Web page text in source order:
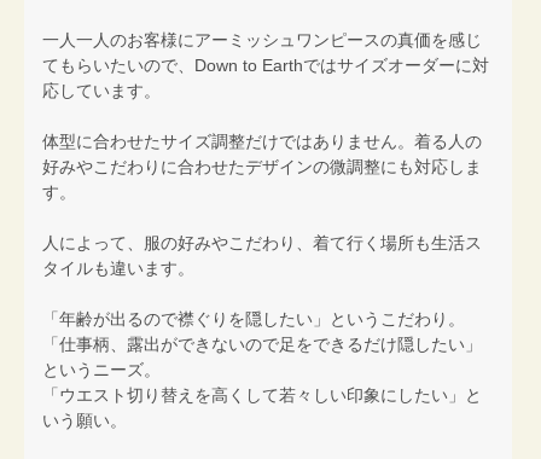
一人一人のお客様にアーミッシュワンピースの真価を感じ
てもらいたいので、Down to Earthではサイズオーダーに対
応しています。
体型に合わせたサイズ調整だけではありません。着る人の
好みやこだわりに合わせたデザインの微調整にも対応しま
す。
人によって、服の好みやこだわり、着て行く場所も生活ス
タイルも違います。
「年齢が出るので襟ぐりを隠したい」というこだわり。
「仕事柄、露出ができないので足をできるだけ隠したい」
というニーズ。
「ウエスト切り替えを高くして若々しい印象にしたい」と
いう願い。